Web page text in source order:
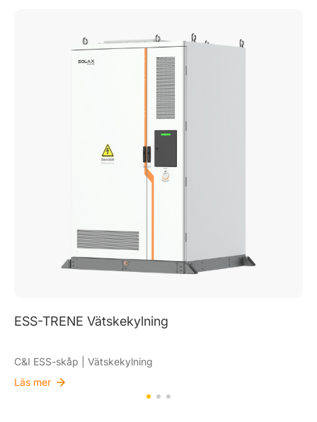
ESS-TRENE Luftkylning
C&I ESS-skåp | Luftkylt
Läs mer